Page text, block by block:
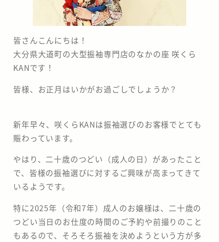
な
か
皆さんこんにちは！
大分県大道町の大型振袖専門店のなかの座 咲くら
KANです！
皆様、お正月はいかがお過ごしでしょうか？
新年早々、咲くらKANは振袖選びのお客様でとても
賑わっています。
やはり、二十歳のつどい（成人の日）があったこと
で、皆様の振袖選びに対するご興味が高まってきて
いるようです。
特に2025年（令和7年）成人のお嬢様は、二十歳の
つどい当日のお仕度の時間のご予約や前撮りのこと
もあるので、そろそろ振袖を決めようという方が多